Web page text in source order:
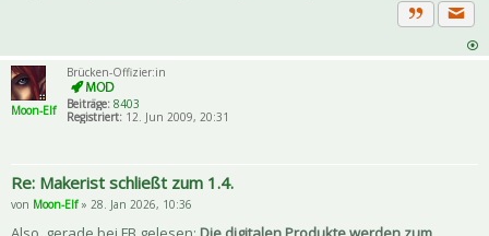
Zitat
Moon-Elf
Brücken-Offizier:in
Beiträge: 8403
Registriert: 12. Jun 2009, 20:31
Re: Makerist schließt zum 1.4.
von Moon-Elf» 28. Jan 2026, 10:36